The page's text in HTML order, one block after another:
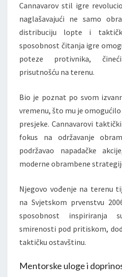
Cannavarov stil igre
naglašavajući ne samo
distribuciju lopte i
sposobnost čitanja igre
poteze protivnika,
prisutnošću na terenu.
Bio je poznat po svom
vremenu, što mu je
presjeke. Cannavarovi
fokus na održavanje
podržavao napadačke
moderne obrambene
Njegovo vođenje na terenu
na Svjetskom prvenstvu
sposobnost inspiriranja
smirenosti pod pritiskom,
taktičku ostavštinu.
Mentorske uloge i